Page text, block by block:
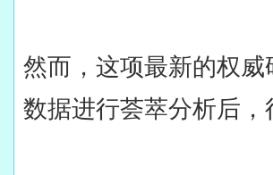
然而，这项最新的权
数据进行荟萃分析后